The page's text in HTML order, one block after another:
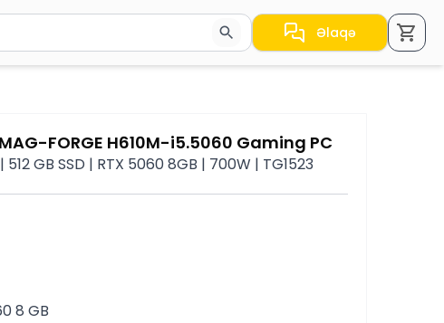
və ya nəticələr arasında keçid etmək üçün ox
Əlaqə
FORGE H610M-i5.5060 Gaming PC
GB SSD | RTX 5060 8GB | 700W | TG1523
8 GB